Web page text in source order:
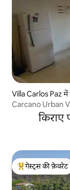
Villa Carlos Paz में
Carcano Urban
किराए
गेस्ट्स का टॉप
गेस्ट्स की फ़ेवरेट